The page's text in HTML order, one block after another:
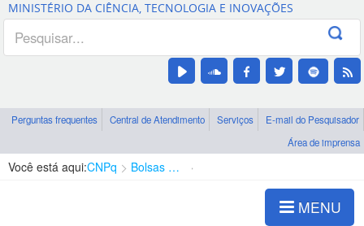
Canais
MINISTÉRIO DA CIÊNCIA, TECNOLOGIA E INOVAÇÕES
Perguntas frequentes Central de Atendimento Serviços
E-mail do Pesquisador
Área de imprensa
Você está aqui:CNPq Bolsas e Auxílios Vigentes
MENU